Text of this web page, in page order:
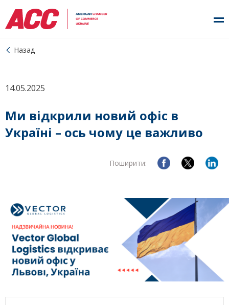
Назад
14.05.2025
Ми відкрили новий офіс в
Україні – ось чому це важливо
Поширити: